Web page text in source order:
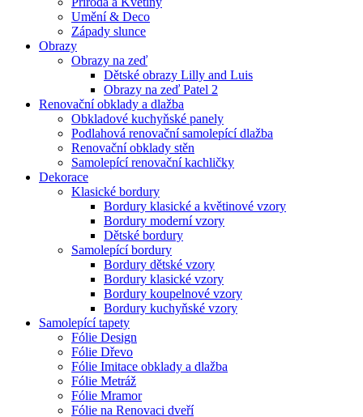
Umění & Deco
Západy slunce
Obrazy
Obrazy na zeď
Dětské obrazy Lilly and Luis
Obrazy na zeď Patel 2
Renovační obklady a dlažba
Obkladové kuchyňské panely
Podlahová renovační samolepící dlažba
Renovační obklady stěn
Samolepící renovační kachličky
Dekorace
Klasické bordury
Bordury klasické a květinové vzory
Bordury moderní vzory
Dětské bordury
Samolepící bordury
Bordury dětské vzory
Bordury klasické vzory
Bordury koupelnové vzory
Bordury kuchyňské vzory
Samolepící tapety
Fólie Design
Fólie Dřevo
Fólie Imitace obklady a dlažba
Fólie Metráž
Fólie Mramor
Fólie na Renovaci dveří